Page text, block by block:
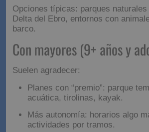
Planes que permitan parar,
Opciones típicas: parques naturales
barco.
Con mayores (9+
adolescentes)
Suelen agradecer:
Planes con “premio”: parque